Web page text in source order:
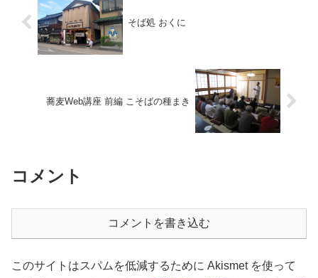
そば処 おくに
蕎麦Web講座 前編 こそばの種まき
コメント
コメントを書き込む
このサイトはスパムを低減するために Akismet を使って